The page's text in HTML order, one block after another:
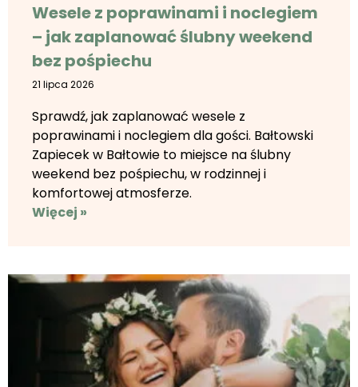
Wesele z poprawinami i noclegiem
– jak zaplanować ślubny weekend
bez pośpiechu
21 lipca 2026
Sprawdź, jak zaplanować wesele z
poprawinami i noclegiem dla gości. Bałtowski
Zapiecek w Bałtowie to miejsce na ślubny
weekend bez pośpiechu, w rodzinnej i
komfortowej atmosferze.
Więcej »